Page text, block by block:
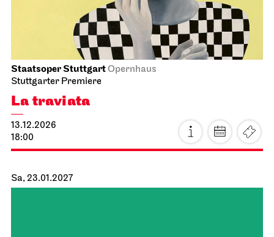
Staatsoper StuttgartOpernhaus
Stuttgarter Premiere
La traviata
13.12.2026
18:00
Sa, 23.01.2027